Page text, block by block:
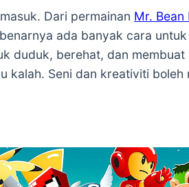
Dari permainan Mr. Bean
ada banyak cara
duduk, berehat, dan
kalah. Seni dan kreativiti